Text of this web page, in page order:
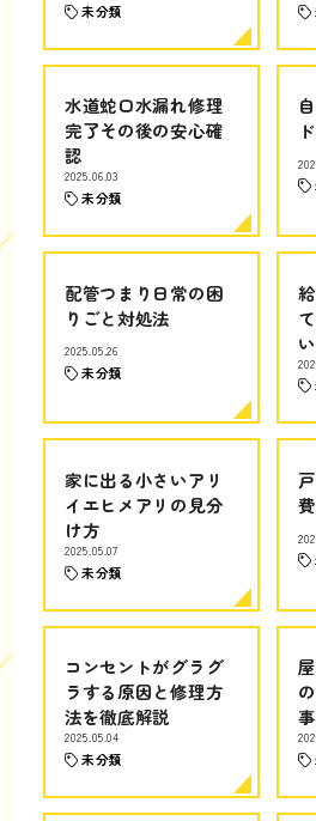
未分類
水道蛇口水漏れ修理
完了その後の安心確
認
2025.06.03
未分類
配管つまり日常の困
りごと対処法
2025.05.26
未分類
家に出る小さいアリ
イエヒメアリの見分
け方
2025.05.07
未分類
コンセントがグラグ
ラする原因と修理方
法を徹底解説
2025.05.04
未分類